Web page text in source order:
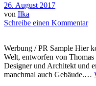
26. August 2017
von Ilka
Schreibe einen Kommentar
Werbung / PR Sample Hier
Welt, entworfen von
Designer und Architekt und
manchmal auch Gebäude.…